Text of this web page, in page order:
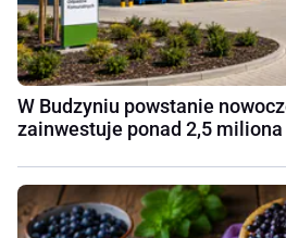
W Budzyniu powstanie
zainwestuje ponad 2,5 miliona